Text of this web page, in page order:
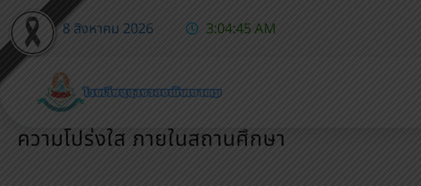
8 สิงหาคม 2026 3:04:46 AM
การดำเนินการตามมาตรการส่งเสริมคุณธรรมและ
ความโปร่งใส ภายในสถานศึกษา